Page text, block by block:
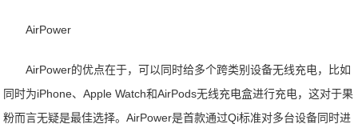
AirPower
AirPower的优点在于，可以同时给多个跨类别设备无线充电，比如
同时为iPhone、Apple Watch和AirPods无线充电盒进行充电，这对于果
粉而言无疑是最佳选择。AirPower是首款通过Qi标准对多台设备同时进